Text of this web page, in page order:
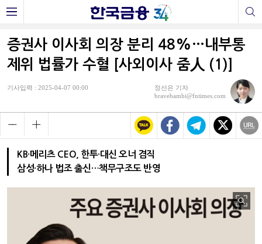
증권사 이사회 의장 분리 48%…내부통
제위 법률가 수혈 [사외이사 줌人 (1)]
기사입력 : 2025-04-07 00:00
정선은 기자
bravebambi@fntimes.com
KB·메리츠 CEO, 한투·대신 오너 겸직
삼성·하나 법조 출신…책무구조도 반영